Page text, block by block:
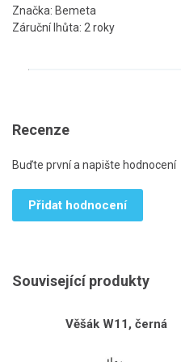
Značka: Bemeta
Záruční lhůta: 2 roky
Recenze
Buďte první a napište hodnocení
Přidat hodnocení
Související produkty
Věšák W11, černá